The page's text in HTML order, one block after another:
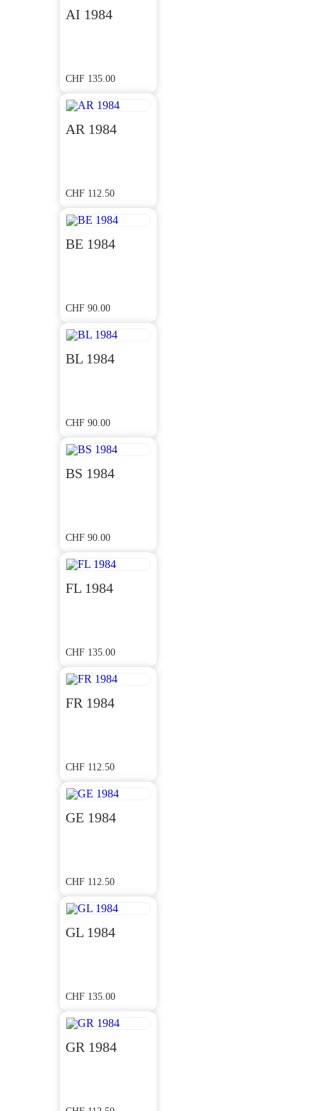
AI 1984
CHF 135.00
AR 1984
CHF 112.50
BE 1984
CHF 90.00
BL 1984
CHF 90.00
BS 1984
CHF 90.00
FL 1984
CHF 135.00
FR 1984
CHF 112.50
GE 1984
CHF 112.50
GL 1984
CHF 135.00
GR 1984